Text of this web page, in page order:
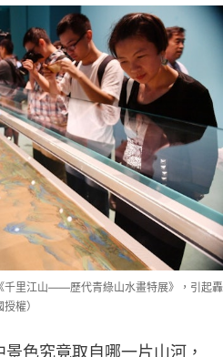
千里江山——歷代青綠山水畫特展》，引起轟
權）
色究竟取自哪一片山河，